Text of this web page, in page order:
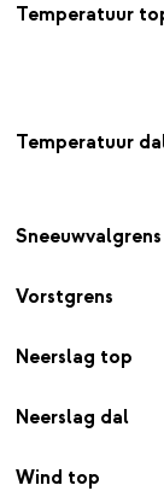
Temperatuur
Temperatuur
Sneeuwvalgrens
Vorstgrens
Neerslag top
Neerslag dal
Wind top